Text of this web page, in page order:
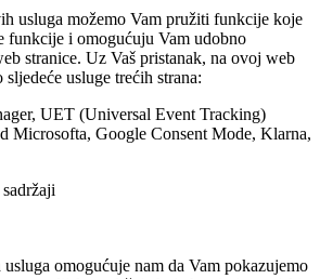
usluga možemo Vam pružiti funkcije koje
funkcije i omogućuju Vam udobno
stranice. Uz Vaš pristanak, na ovoj web
usluge trećih strana:
UET (Universal Event Tracking)
Microsofta, Google Consent Mode, Klarna,
omogućuje nam da Vam pokazujemo